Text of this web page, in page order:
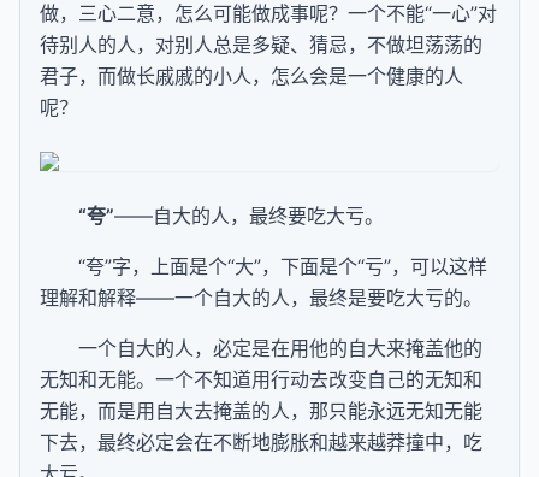
做，三心二意，怎么可能做成事呢？一个不能“一心”对
待别人的人，对别人总是多疑、猜忌，不做坦荡荡的
君子，而做长戚戚的小人，怎么会是一个健康的人
呢？
“夸”——自大的人，最终要吃大亏。
“夸”字，上面是个“大”，下面是个“亏”，可以这样
理解和解释——一个自大的人，最终是要吃大亏的。
一个自大的人，必定是在用他的自大来掩盖他的
无知和无能。一个不知道用行动去改变自己的无知和
无能，而是用自大去掩盖的人，那只能永远无知无能
下去，最终必定会在不断地膨胀和越来越莽撞中，吃